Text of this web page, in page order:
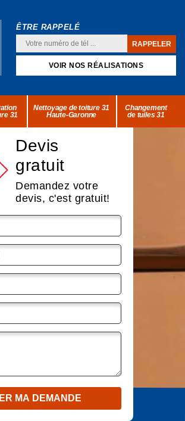
ÊTRE RAPPELÉ
VOIR NOS RÉALISATIONS
31
Nettoyage de toiture 31
Haute-Garonne
Changement
de tuiles 31
Devis
gratuit
Demandez votre
devis, c'est gratuit!